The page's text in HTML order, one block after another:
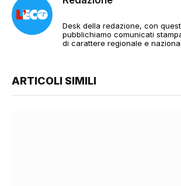
Desk della redazione, con
pubblichiamo comunicati
di carattere regionale e
ARTICOLI SIMILI